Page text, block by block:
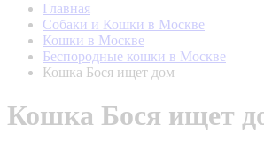
Главная
Собаки и Кошки в Москве
Кошки в Москве
Беспородные кошки в Москве
Кошка Бося ищет дом
Кошка Бося ищет